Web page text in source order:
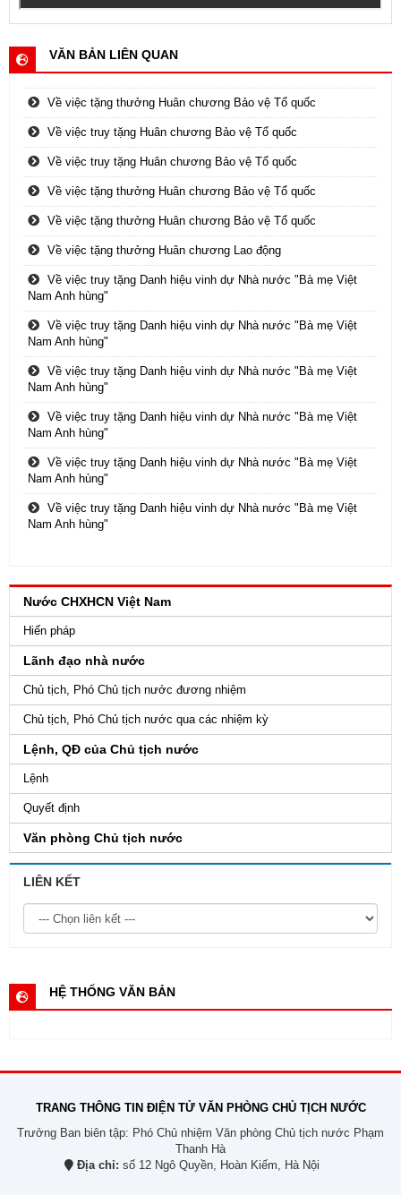
VĂN BẢN LIÊN QUAN
Về việc tặng thưởng Huân chương Bảo vệ Tổ quốc
Về việc truy tặng Huân chương Bảo vệ Tổ quốc
Về việc truy tặng Huân chương Bảo vệ Tổ quốc
Về việc tặng thưởng Huân chương Bảo vệ Tổ quốc
Về việc tặng thưởng Huân chương Bảo vệ Tổ quốc
Về việc tặng thưởng Huân chương Lao động
Về việc truy tặng Danh hiệu vinh dự Nhà nước "Bà mẹ Việt
Nam Anh hùng"
Về việc truy tặng Danh hiệu vinh dự Nhà nước "Bà mẹ Việt
Nam Anh hùng"
Về việc truy tặng Danh hiệu vinh dự Nhà nước "Bà mẹ Việt
Nam Anh hùng"
Về việc truy tặng Danh hiệu vinh dự Nhà nước "Bà mẹ Việt
Nam Anh hùng"
Về việc truy tặng Danh hiệu vinh dự Nhà nước "Bà mẹ Việt
Nam Anh hùng"
Về việc truy tặng Danh hiệu vinh dự Nhà nước "Bà mẹ Việt
Nam Anh hùng"
Nước CHXHCN Việt Nam
Hiến pháp
Lãnh đạo nhà nước
Chủ tịch, Phó Chủ tịch nước đương nhiệm
Chủ tịch, Phó Chủ tịch nước qua các nhiệm kỳ
Lệnh, QĐ của Chủ tịch nước
Lệnh
Quyết định
Văn phòng Chủ tịch nước
LIÊN KẾT
HỆ THỐNG VĂN BẢN
TRANG THÔNG TIN ĐIỆN TỬ VĂN PHÒNG CHỦ TỊCH NƯỚC
Trưởng Ban biên tập: Phó Chủ nhiệm Văn phòng Chủ tịch nước Phạm
Thanh Hà
Địa chỉ: số 12 Ngô Quyền, Hoàn Kiếm, Hà Nội